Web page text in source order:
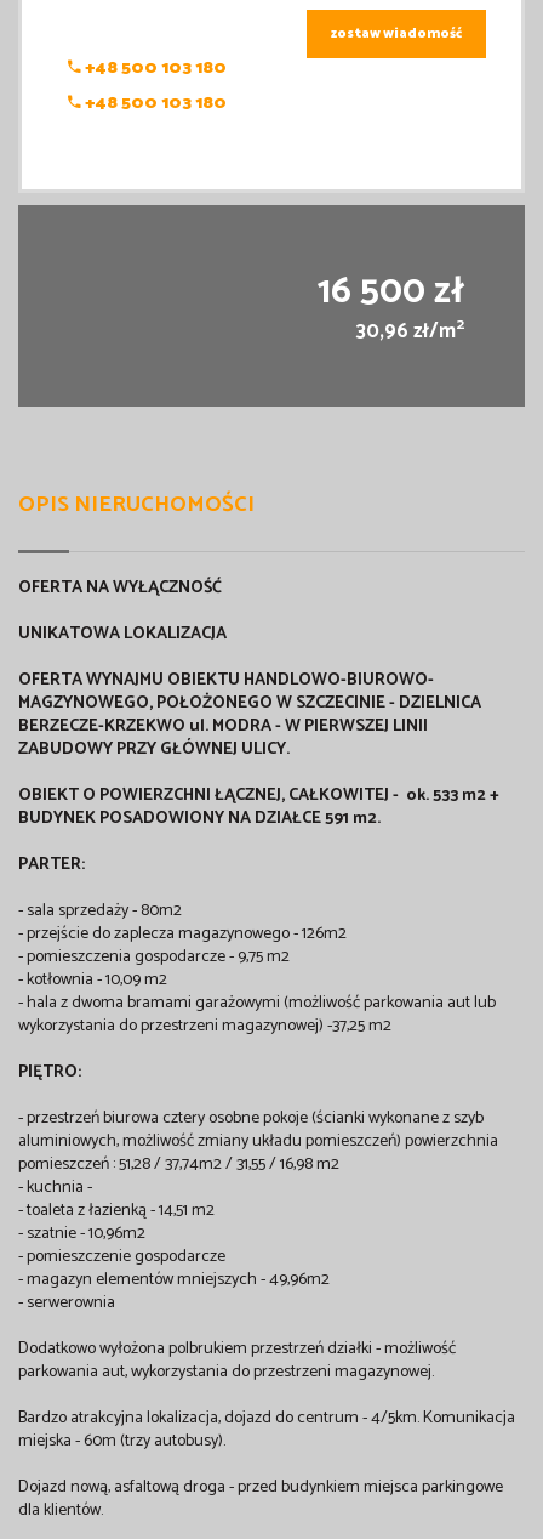
+48 500 103 180
+48 500 103 180
zostaw wiadomość
16 500 zł
30,96 zł/m2
OPIS NIERUCHOMOŚCI
OFERTA NA WYŁĄCZNOŚĆ
UNIKATOWA LOKALIZACJA
OFERTA WYNAJMU OBIEKTU HANDLOWO-BIUROWO-
MAGZYNOWEGO, POŁOŻONEGO W SZCZECINIE - DZIELNICA
BERZECZE-KRZEKWO ul. MODRA - W PIERWSZEJ LINII
ZABUDOWY PRZY GŁÓWNEJ ULICY.
OBIEKT O POWIERZCHNI ŁĄCZNEJ, CAŁKOWITEJ - ok. 533 m2 +
BUDYNEK POSADOWIONY NA DZIAŁCE 591 m2.
PARTER:
- sala sprzedaży - 80m2
- przejście do zaplecza magazynowego - 126m2
- pomieszczenia gospodarcze - 9,75 m2
- kotłownia - 10,09 m2
- hala z dwoma bramami garażowymi (możliwość parkowania aut lub
wykorzystania do przestrzeni magazynowej) -37,25 m2
PIĘTRO:
- przestrzeń biurowa cztery osobne pokoje (ścianki wykonane z szyb
aluminiowych, możliwość zmiany układu pomieszczeń) powierzchnia
pomieszczeń : 51,28 / 37,74m2 / 31,55 / 16,98 m2
- kuchnia -
- toaleta z łazienką - 14,51 m2
- szatnie - 10,96m2
- pomieszczenie gospodarcze
- magazyn elementów mniejszych - 49,96m2
- serwerownia
Dodatkowo wyłożona polbrukiem przestrzeń działki - możliwość
parkowania aut, wykorzystania do przestrzeni magazynowej.
Bardzo atrakcyjna lokalizacja, dojazd do centrum - 4/5km. Komunikacja
miejska - 60m (trzy autobusy).
Dojazd nową, asfaltową droga - przed budynkiem miejsca parkingowe
dla klientów.